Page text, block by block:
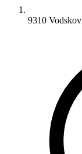
9310 Vodskov